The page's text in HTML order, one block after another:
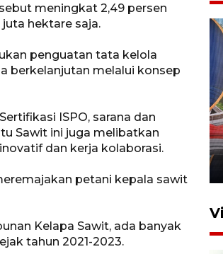
meningkat 2,49 persen
hektare saja.
penguatan tata kelola
berkelanjutan melalui konsep
ISPO, sarana dan
Sawit ini juga melibatkan
dan kerja kolaborasi.
petani kepala sawit
Kelapa Sawit, ada banyak
tahun 2021-2023.
V DPR tinjau
sebidang di
Bogor